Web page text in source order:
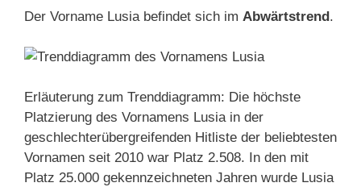
Der Vorname Lusia befindet sich im Abwärtstrend.
Erläuterung zum Trenddiagramm: Die höchste
Platzierung des Vornamens Lusia in der
geschlechterübergreifenden Hitliste der beliebtesten
Vornamen seit 2010 war Platz 2.508. In den mit
Platz 25.000 gekennzeichneten Jahren wurde Lusia